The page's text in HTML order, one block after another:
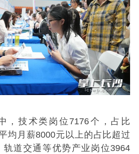
，技术类岗位7176个，占比
均月薪8000元以上的占比超过
轨道交通等优势产业岗位3964